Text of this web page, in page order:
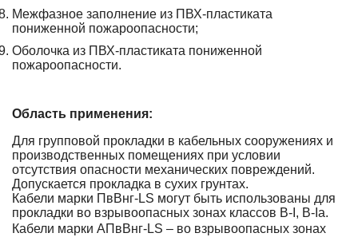
Межфазное заполнение из ПВХ-пластиката
пониженной пожароопасности;
Оболочка из ПВХ-пластиката пониженной
пожароопасности.
Область применения:
Для групповой прокладки в кабельных сооружениях и
производственных помещениях при условии
отсутствия опасности механических повреждений.
Допускается прокладка в сухих грунтах.
Кабели марки ПвВнг-LS могут быть использованы для
прокладки во взрывоопасных зонах классов В-I, В-Iа.
Кабели марки АПвВнг-LS – во взрывоопасных зонах